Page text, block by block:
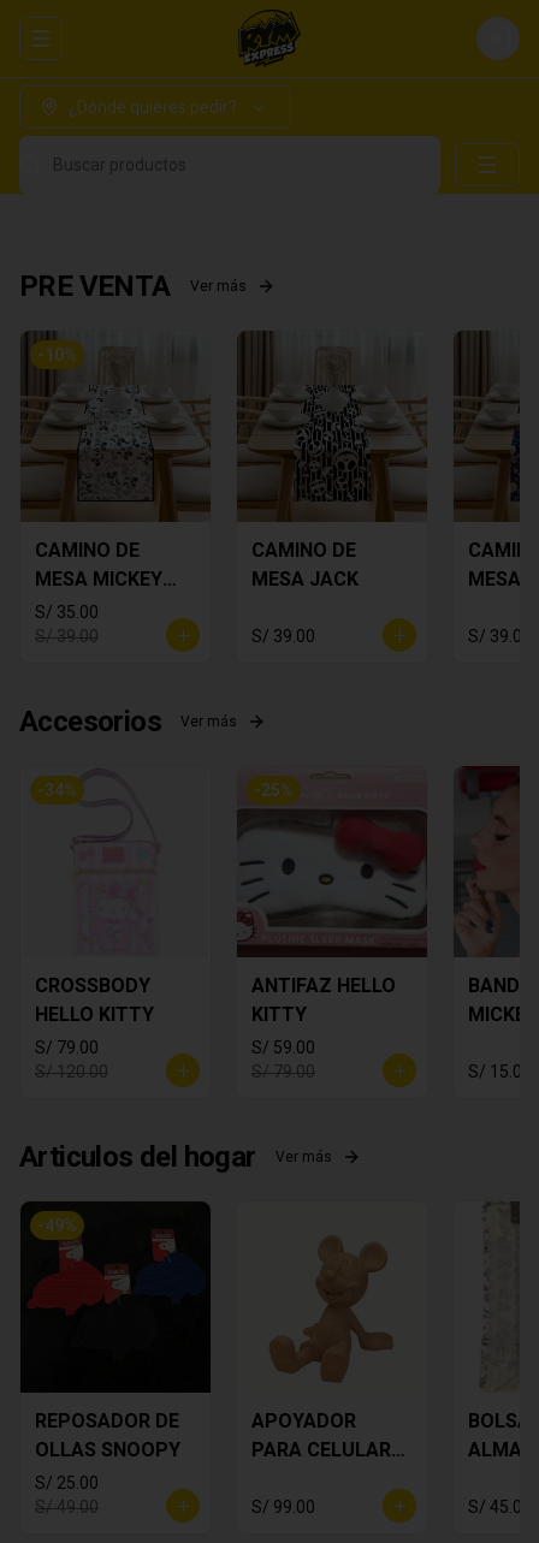
Abrir menu de navegación Login
¿Dónde quieres pedir?
Buscar productos
PRE VENTA Ver más
-10%
CAMINO DE
MESA MICKEY
PLOMO
S/ 35.00
S/ 39.00
CAMINO DE
MESA JACK
S/ 39.00
MESA
S/ 39.00
Accesorios Ver más
-34%
CROSSBODY
HELLO KITTY
S/ 79.00
S/ 120.00
-25%
ANTIFAZ HELLO
KITTY
S/ 59.00
S/ 79.00
MICKEY
S/ 15.00
Articulos del hogar Ver más
-49%
REPOSADOR DE
OLLAS SNOOPY
S/ 25.00
S/ 49.00
APOYADOR
PARA CELULAR
S/ 99.00
BOLSA
S/ 45.00